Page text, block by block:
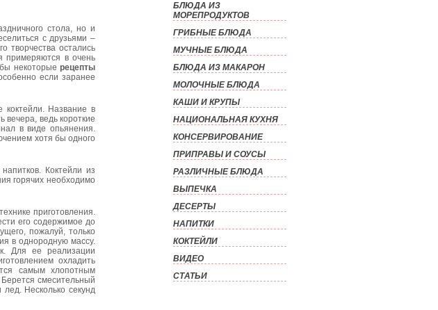
стола, но и
с друзьями –
творчества остались
примеряются в очень
некоторые рецепты
если заранее
коктейли. Название в
ведь короткие
в виде опьянения.
хотя бы одного
Коктейли из
горячих необходимо
приготовления.
его содержимое до
пожалуй, только
в однородную массу.
Для ее реализации
охладить
самым хлопотным
смесительный
Несколько секунд
БЛЮДА ИЗ
МОРЕПРОДУКТОВ
ГРИБНЫЕ БЛЮДА
МУЧНЫЕ БЛЮДА
БЛЮДА ИЗ МАКАРОН
МОЛОЧНЫЕ БЛЮДА
КАШИ И КРУПЫ
НАЦИОНАЛЬНАЯ КУХНЯ
КОНСЕРВИРОВАНИЕ
ПРИПРАВЫ И СОУСЫ
РАЗЛИЧНЫЕ БЛЮДА
ВЫПЕЧКА
ДЕСЕРТЫ
НАПИТКИ
КОКТЕЙЛИ
ВИДЕО
СТАТЬИ